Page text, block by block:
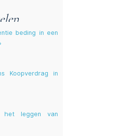
beding in een
Koopverdrag in
het leggen van